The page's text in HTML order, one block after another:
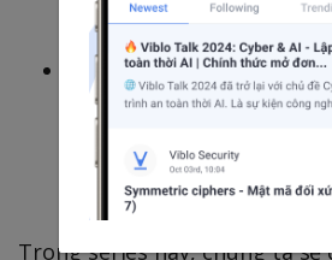
năng lượng
cho
Lần hai là Git , hệ thống
nguồn được giới code
yêu thích &
quá trình phát triển
Trong series này, chúng ta